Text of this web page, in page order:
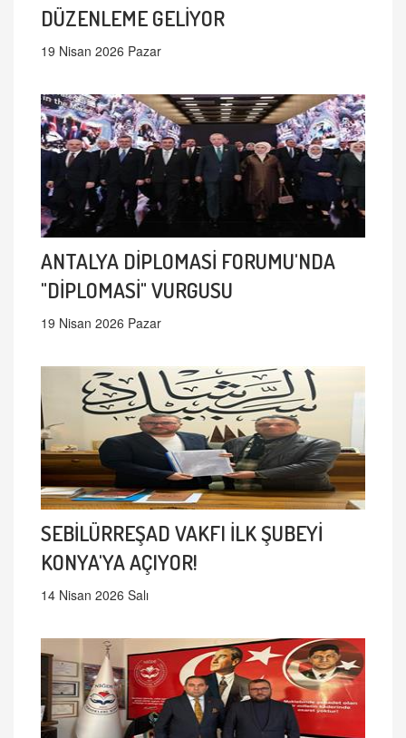
DÜZENLEME GELİYOR
19 Nisan 2026 Pazar
ANTALYA DİPLOMASİ FORUMU'NDA
"DİPLOMASİ" VURGUSU
19 Nisan 2026 Pazar
SEBİLÜRREŞAD VAKFI İLK ŞUBEYİ
KONYA'YA AÇIYOR!
14 Nisan 2026 Salı